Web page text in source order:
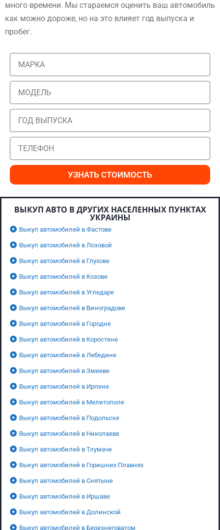
много времени. Мы стараемся оценить ваш автомобиль
как можно дороже, но на это влияет год выпуска и
пробег.
УЗНАТЬ СТОИМОСТЬ
ВЫКУП АВТО В ДРУГИХ НАСЕЛЕННЫХ ПУНКТАХ
УКРАИНЫ
Выкуп автомобилей в Фастове
Выкуп автомобилей в Лозовой
Выкуп автомобилей в Глухове
Выкуп автомобилей в Козове
Выкуп автомобилей в Угледаре
Выкуп автомобилей в Виноградове
Выкуп автомобилей в Городне
Выкуп автомобилей в Коростене
Выкуп автомобилей в Лебедине
Выкуп автомобилей в Змиеве
Выкуп автомобилей в Ирпене
Выкуп автомобилей в Мелитополе
Выкуп автомобилей в Подольске
Выкуп автомобилей в Николаеве
Выкуп автомобилей в Тлумаче
Выкуп автомобилей в Горишних Плавнях
Выкуп автомобилей в Снятыне
Выкуп автомобилей в Иршаве
Выкуп автомобилей в Долинской
Выкуп автомобилей в Березнеговатом